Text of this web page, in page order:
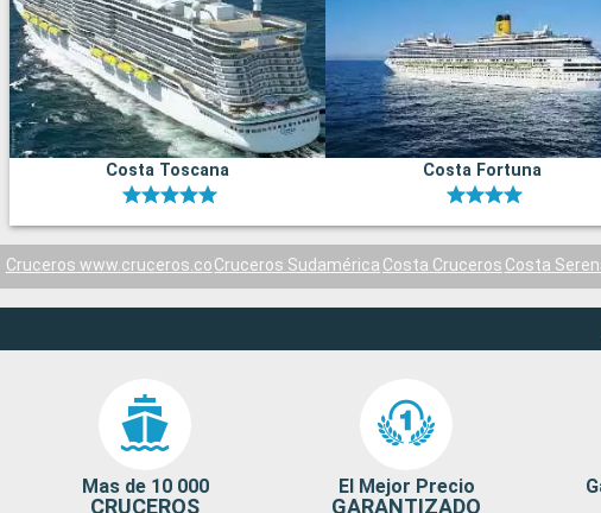
Costa Toscana Costa Fortuna
Cruceros www.cruceros.coCruceros Sudamérica Costa Cruceros Costa
Mas de 10 000
CRUCEROS
El Mejor Precio
GARANTIZADO